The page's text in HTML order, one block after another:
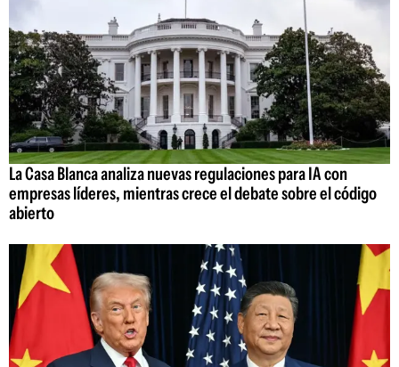
La Casa Blanca analiza nuevas regulaciones para IA con
empresas líderes, mientras crece el debate sobre el código
abierto